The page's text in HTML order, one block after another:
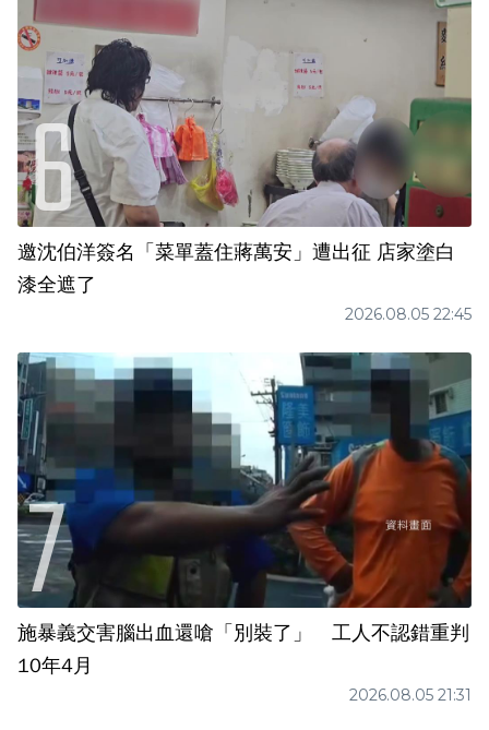
邀沈伯洋簽名「菜單蓋住蔣萬安」遭出征 店家塗白
漆全遮了
2026.08.05 22:45
施暴義交害腦出血還嗆「別裝了」 工人不認錯重判
10年4月
2026.08.05 21:31